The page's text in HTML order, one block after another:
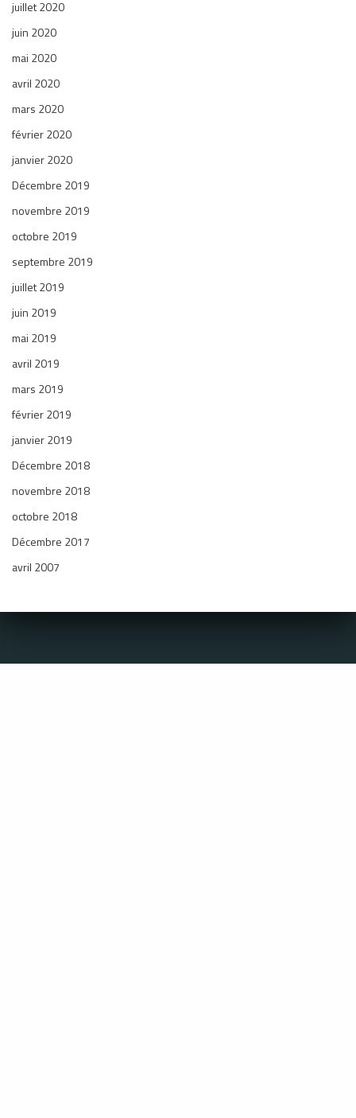
juillet 2020
juin 2020
mai 2020
avril 2020
mars 2020
février 2020
janvier 2020
Décembre 2019
novembre 2019
octobre 2019
septembre 2019
juillet 2019
juin 2019
mai 2019
avril 2019
mars 2019
février 2019
janvier 2019
Décembre 2018
novembre 2018
octobre 2018
Décembre 2017
avril 2007